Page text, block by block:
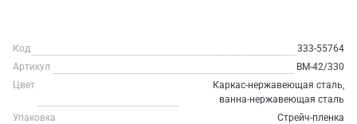
Код
333-55764
Артикул
ВМ-42/330
Цвет
Каркас-нержавеющая сталь,
ванна-нержавеющая сталь
Упаковка
Стрейч-пленка